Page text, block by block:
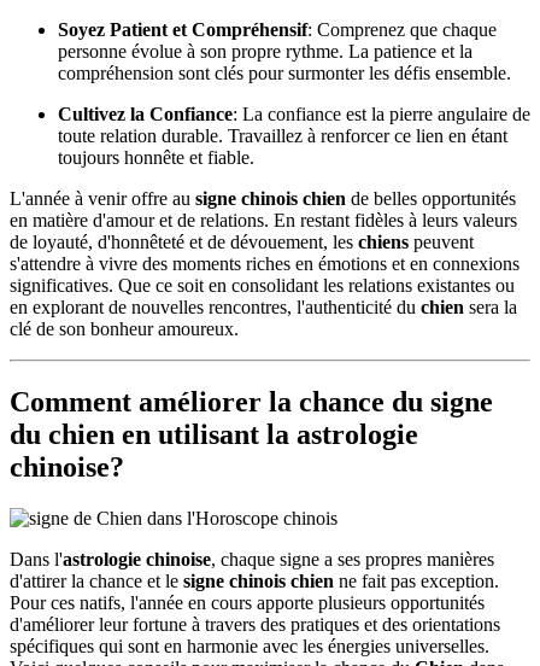
Soyez Patient et Compréhensif: Comprenez que chaque
personne évolue à son propre rythme. La patience et la
compréhension sont clés pour surmonter les défis ensemble.
Cultivez la Confiance: La confiance est la pierre angulaire de
toute relation durable. Travaillez à renforcer ce lien en étant
toujours honnête et fiable.
L'année à venir offre au signe chinois chien de belles opportunités
en matière d'amour et de relations. En restant fidèles à leurs valeurs
de loyauté, d'honnêteté et de dévouement, les chiens peuvent
s'attendre à vivre des moments riches en émotions et en connexions
significatives. Que ce soit en consolidant les relations existantes ou
en explorant de nouvelles rencontres, l'authenticité du chien sera la
clé de son bonheur amoureux.
Comment améliorer la chance du signe
du chien en utilisant la astrologie
chinoise?
Dans l'astrologie chinoise, chaque signe a ses propres manières
d'attirer la chance et le signe chinois chien ne fait pas exception.
Pour ces natifs, l'année en cours apporte plusieurs opportunités
d'améliorer leur fortune à travers des pratiques et des orientations
spécifiques qui sont en harmonie avec les énergies universelles.